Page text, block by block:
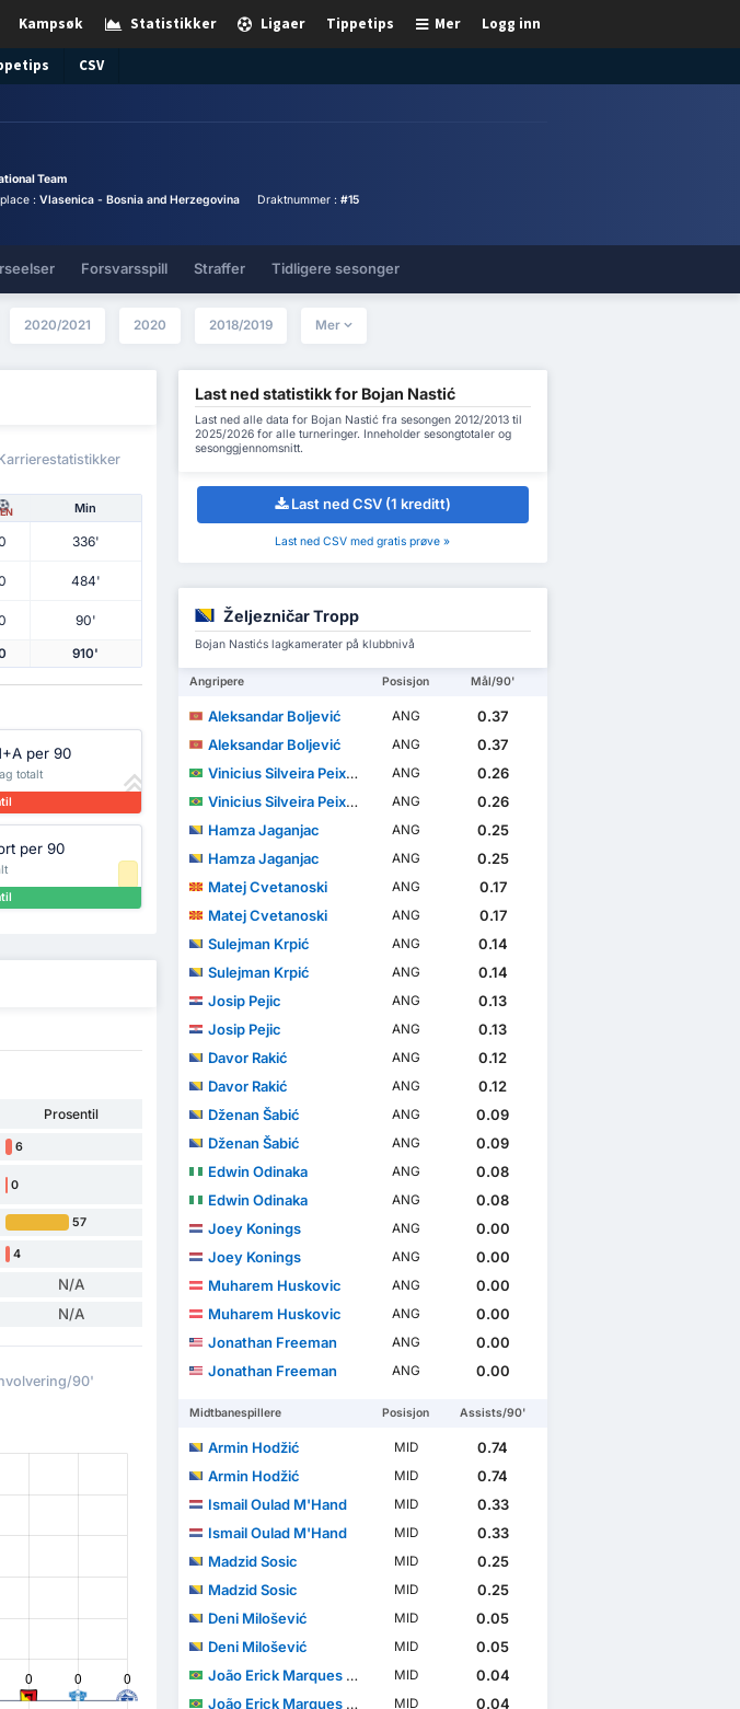
Logg inn
Mer
Tippetips
Ligaer
Statistikker
Kampsøk
CSV
Team
:Vlasenica - Bosnia and Herzegovina Draktnummer : #15
Forsvarsspill Straffer Tidligere sesonger
2020/2021 2020 2018/2019 Mer
Min
336'
484'
90'
910'
per 90
totalt
per 90
Prosentil
6
0
57
4
N/A
N/A
90'
Last ned statistikk for Bojan Nastić
Last ned alle data for Bojan Nastić fra sesongen 2012/2013 til
2025/2026 for alle turneringer. Inneholder sesongtotaler og
sesonggjennomsnitt.
Last ned CSV (1 kreditt)
Last ned CSV med gratis prøve »
Željezničar Tropp
Bojan Nastićs lagkamerater på klubbnivå
Angripere Posisjon Mål/90'
Aleksandar Boljević ANG
0.37
Aleksandar Boljević
ANG
0.37
Vinicius Silveira Peixoto
ANG
0.26
Vinicius Silveira Peixoto
ANG
0.26
Hamza Jaganjac
ANG
0.25
Hamza Jaganjac
ANG
0.25
Matej Cvetanoski
ANG
0.17
Matej Cvetanoski
ANG
0.17
Sulejman Krpić
ANG
0.14
Sulejman Krpić
ANG
0.14
Josip Pejic
ANG
0.13
Josip Pejic
ANG
0.13
Davor Rakić
ANG
0.12
Davor Rakić
ANG
0.12
Dženan Šabić
ANG
0.09
Dženan Šabić
ANG
0.09
Edwin Odinaka
ANG
0.08
Edwin Odinaka
ANG
0.08
Joey Konings
ANG
0.00
Joey Konings
ANG
0.00
Muharem Huskovic
ANG
0.00
Muharem Huskovic
ANG
0.00
Jonathan Freeman
ANG
0.00
Jonathan Freeman
ANG 0.00
Midtbanespillere Posisjon Assists/90'
Armin Hodžić MID
0.74
Armin Hodžić
MID
0.74
Ismail Oulad M'Hand
MID
0.33
Ismail Oulad M'Hand
MID
0.33
Madzid Sosic
MID
0.25
Madzid Sosic
MID
0.25
Deni Milošević
MID
0.05
Deni Milošević
MID
0.05
João Erick Marques da Silva
MID
0.04
João Erick Marques da Silva
MID
0.04